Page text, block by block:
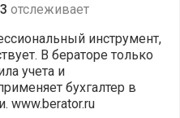
3 отслеживает
инструмент,
В бераторе только
учета и
бухгалтер в
www.berator.ru